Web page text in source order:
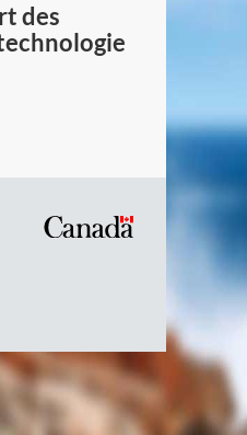
des
Symbole
du
Canada